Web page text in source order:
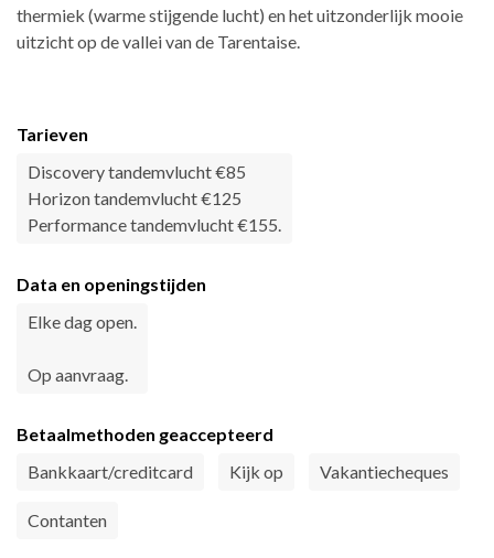
thermiek (warme stijgende lucht) en het uitzonderlijk mooie
uitzicht op de vallei van de Tarentaise.
Tarieven
Discovery tandemvlucht €85
Horizon tandemvlucht €125
Performance tandemvlucht €155.
Data en openingstijden
Elke dag open.
Op aanvraag.
Betaalmethoden geaccepteerd
Bankkaart/creditcard
Kijk op Vakantiecheques
Contanten